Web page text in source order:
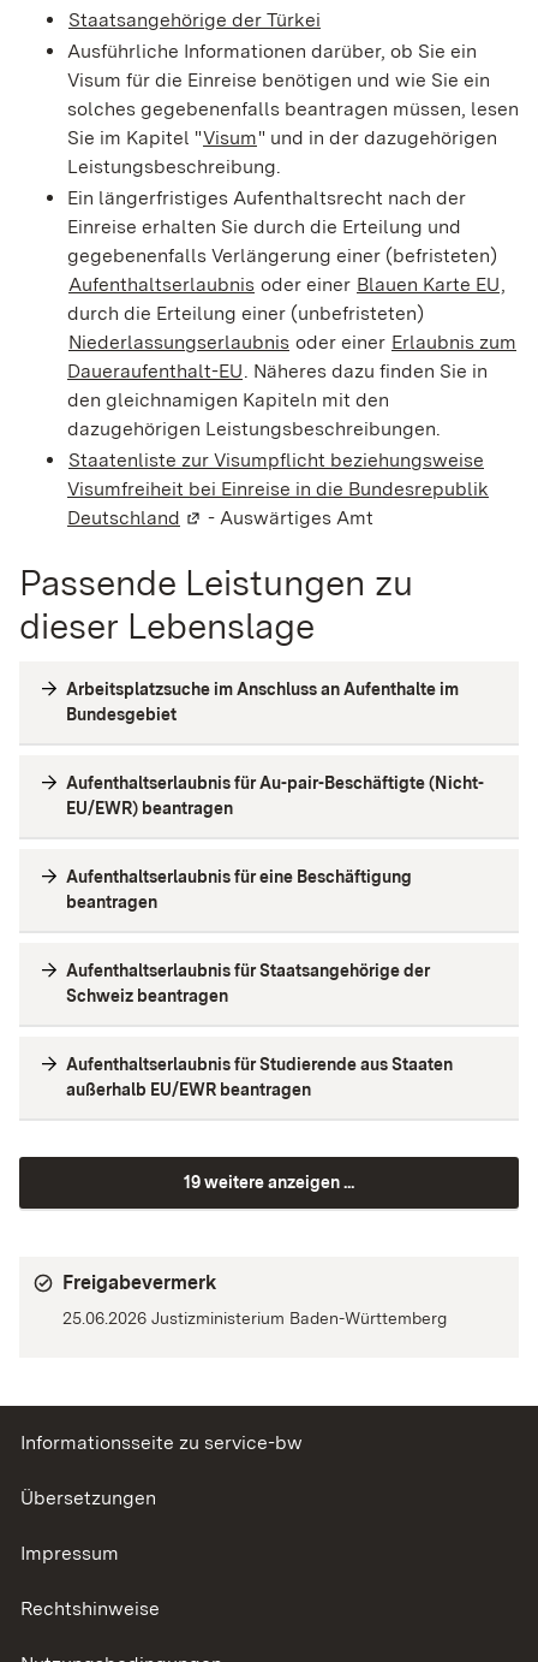
Staatsangehörige der Türkei
Ausführliche Informationen darüber, ob Sie ein
Visum für die Einreise benötigen und wie Sie ein
solches gegebenenfalls beantragen müssen, lesen
Sie im Kapitel "Visum" und in der dazugehörigen
Leistungsbeschreibung.
Ein längerfristiges Aufenthaltsrecht nach der
Einreise erhalten Sie durch die Erteilung und
gegebenenfalls Verlängerung einer (befristeten)
Aufenthaltserlaubnis oder einer Blauen Karte EU
durch die Erteilung einer (unbefristeten)
Niederlassungserlaubnis oder einer Erlaubnis zum
Daueraufenthalt-EU . Näheres dazu finden Sie in
den gleichnamigen Kapiteln mit den
dazugehörigen Leistungsbeschreibungen.
Staatenliste zur Visumpflicht beziehungsweise
Visumfreiheit bei Einreise in die Bundesrepublik
Deutschland (Wird in einem neuen Fenster geöffnet)
- Auswärtiges Amt
Passende Leistungen zu
dieser Lebenslage
Arbeitsplatzsuche im Anschluss an Aufenthalte im
Bundesgebiet
Aufenthaltserlaubnis für Au-pair-Beschäftigte (Nicht-
EU/EWR) beantragen
Aufenthaltserlaubnis für eine Beschäftigung
beantragen
Aufenthaltserlaubnis für Staatsangehörige der
Schweiz beantragen
Aufenthaltserlaubnis für Studierende aus Staaten
außerhalb EU/EWR beantragen
19 weitere anzeigen ...
Freigabevermerk
25.06.2026 Justizministerium Baden-Württemberg
Informationsseite zu service-bw
Übersetzungen
Impressum
Rechtshinweise